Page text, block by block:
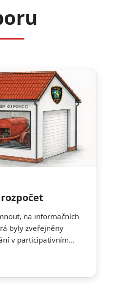
na informačních
byly zveřejněny
v participativním...